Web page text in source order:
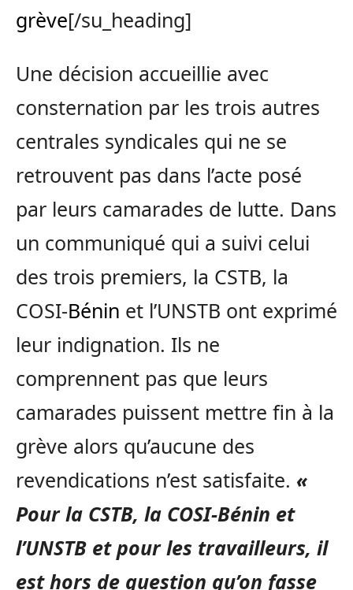
grève[/su_heading]
Une décision accueillie avec
consternation par les trois autres
centrales syndicales qui ne se
retrouvent pas dans l’acte posé
par leurs camarades de lutte. Dans
un communiqué qui a suivi celui
des trois premiers, la CSTB, la
COSI-Bénin et l’UNSTB ont exprimé
leur indignation. Ils ne
comprennent pas que leurs
camarades puissent mettre fin à la
grève alors qu’aucune des
revendications n’est satisfaite. «
Pour la CSTB, la COSI-Bénin et
l’UNSTB et pour les travailleurs, il
est hors de question qu’on fasse